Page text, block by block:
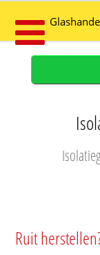
Ruit